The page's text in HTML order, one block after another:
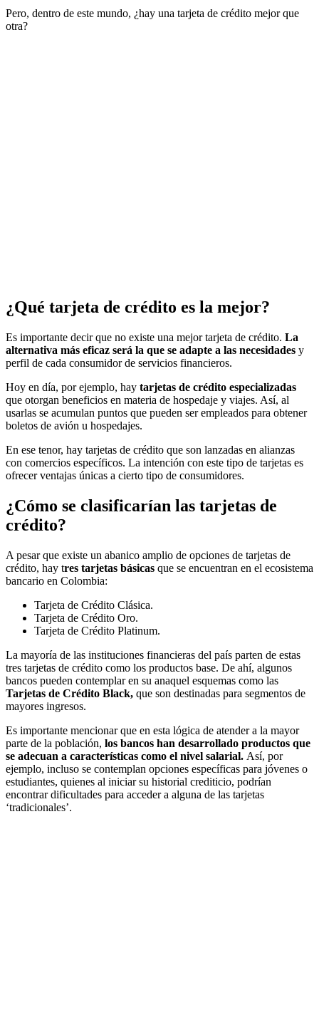
Pero, dentro de este mundo, ¿hay una tarjeta de crédito mejor que
otra?
¿Qué tarjeta de crédito es la mejor?
Es importante decir que no existe una mejor tarjeta de crédito. La
alternativa más eficaz será la que se adapte a las necesidades y
perfil de cada consumidor de servicios financieros.
Hoy en día, por ejemplo, hay tarjetas de crédito especializadas
que otorgan beneficios en materia de hospedaje y viajes. Así, al
usarlas se acumulan puntos que pueden ser empleados para obtener
boletos de avión u hospedajes.
En ese tenor, hay tarjetas de crédito que son lanzadas en alianzas
con comercios específicos. La intención con este tipo de tarjetas es
ofrecer ventajas únicas a cierto tipo de consumidores.
¿Cómo se clasificarían las tarjetas de
crédito?
A pesar que existe un abanico amplio de opciones de tarjetas de
crédito, hay tres tarjetas básicas que se encuentran en el ecosistema
bancario en Colombia:
Tarjeta de Crédito Clásica.
Tarjeta de Crédito Oro.
Tarjeta de Crédito Platinum.
La mayoría de las instituciones financieras del país parten de estas
tres tarjetas de crédito como los productos base. De ahí, algunos
bancos pueden contemplar en su anaquel esquemas como las
Tarjetas de Crédito Black, que son destinadas para segmentos de
mayores ingresos.
Es importante mencionar que en esta lógica de atender a la mayor
parte de la población, los bancos han desarrollado productos que
se adecuan a características como el nivel salarial. Así, por
ejemplo, incluso se contemplan opciones específicas para jóvenes o
estudiantes, quienes al iniciar su historial crediticio, podrían
encontrar dificultades para acceder a alguna de las tarjetas
‘tradicionales’.